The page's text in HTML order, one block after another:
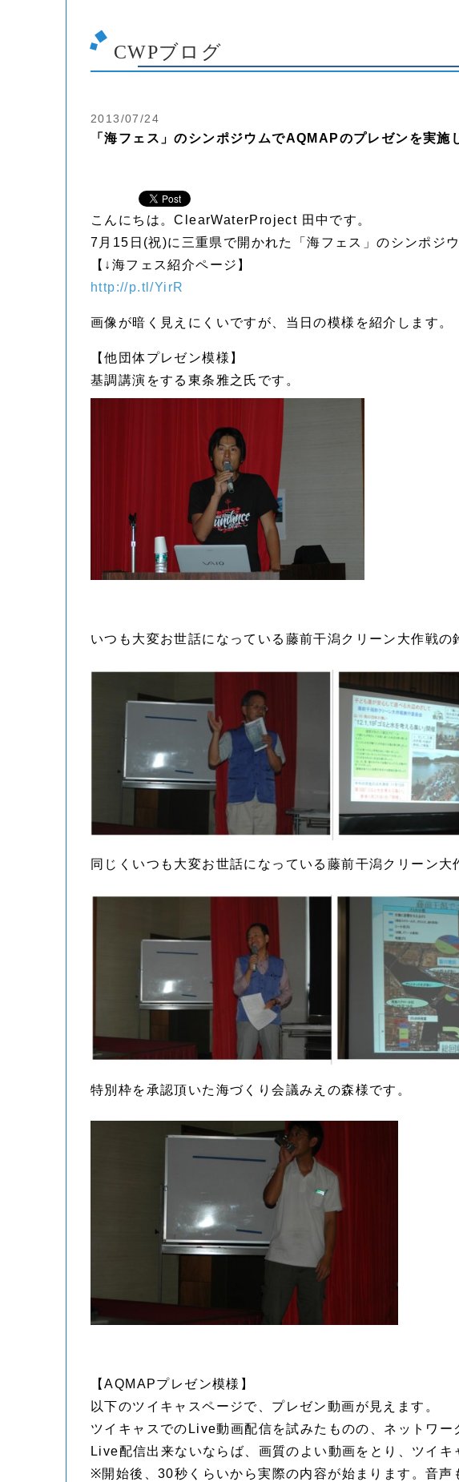
CWPブログ
2013/07/24
「海フェス」のシンポジウムでAQMAPのプレゼンを実施
こんにちは。ClearWaterProject 田中です。
7月15日(祝)に三重県で開かれた「海フェス」のシンポジ
【↓海フェス紹介ページ】
http://p.tl/YirR
画像が暗く見えにくいですが、当日の模様を紹介します。
【他団体プレゼン模様】
基調講演をする東条雅之氏です。
いつも大変お世話になっている藤前干潟クリーン大作戦の
同じくいつも大変お世話になっている藤前干潟クリーン大
特別枠を承認頂いた海づくり会議みえの森様です。
【AQMAPプレゼン模様】
以下のツイキャスページで、プレゼン動画が見えます。
ツイキャスでのLive動画配信を試みたものの、ネットワ
Live配信出来ないならば、画質のよい動画をとり、ツイ
※開始後、30秒くらいから実際の内容が始まります。音声